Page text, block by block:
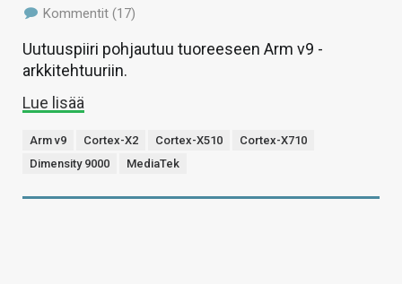
Kommentit (17)
Uutuuspiiri pohjautuu tuoreeseen Arm v9 -
arkkitehtuuriin.
Lue lisää
Arm v9 Cortex-X2 Cortex-X510
Cortex-X710
Dimensity 9000
MediaTek